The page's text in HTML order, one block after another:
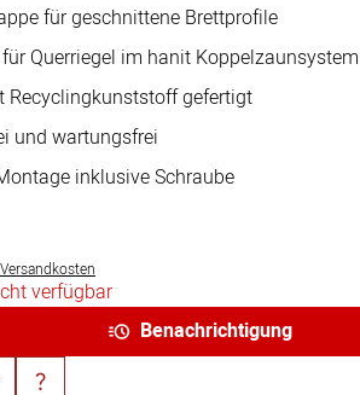
für geschnittene Brettprofile
Querriegel im hanit Koppelzaunsystem
Recyclingkunststoff gefertigt
und wartungsfrei
inklusive Schraube
verfügbar
Benachrichtigung